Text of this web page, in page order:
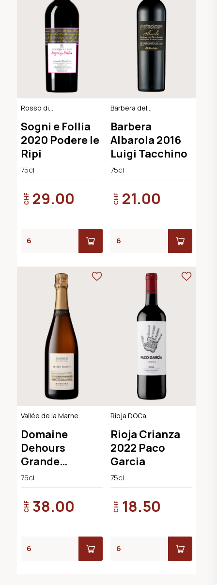
Rosso di
BIO-Demeter
Sogni e Follia
2020 Podere le
Ripi
75cl
CHF 29.00
Barbera del
Barbera
Albarola 2016
Luigi Tacchino
75cl
CHF 21.00
Vallée de la Marne
Domaine
Dehours
Grande
Réserve Brut
75cl
CHF 38.00
Rioja DOCa
Rioja Crianza
2022 Paco
Garcia
75cl
CHF 18.50